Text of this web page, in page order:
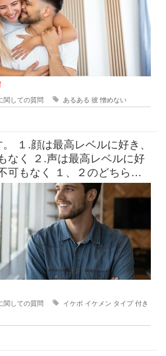
関しての質問 あるある 彼 憎めない
、
なく ２.声は最高レベルに好
、２のどちらに
関しての質問 イケボ イケメン タイプ 付き